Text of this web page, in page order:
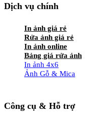
Dịch vụ chính
In ảnh giá rẻ
Rửa ảnh giá rẻ
In ảnh online
Bảng giá rửa ảnh
In ảnh 4x6
Ảnh Gỗ & Mica
Công cụ & Hỗ trợ